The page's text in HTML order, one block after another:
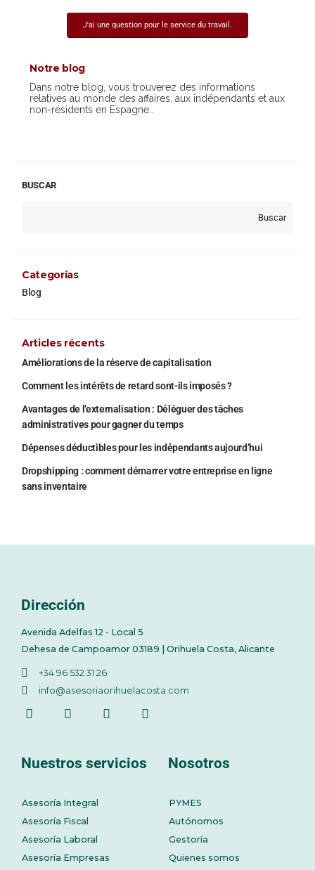
J'ai une question pour le service du travail.
Notre blog
Dans notre blog, vous trouverez des informations
relatives au monde des affaires, aux indépendants et aux
non-résidents en Espagne..
BUSCAR
Buscar
Categorías
Blog
Articles récents
Améliorations de la réserve de capitalisation
Comment les intérêts de retard sont-ils imposés ?
Avantages de l’externalisation : Déléguer des tâches
administratives pour gagner du temps
Dépenses déductibles pour les indépendants aujourd’hui
Dropshipping : comment démarrer votre entreprise en ligne
sans inventaire
Dirección
Avenida Adelfas 12 - Local 5
Dehesa de Campoamor 03189 | Orihuela Costa, Alicante
+34 96 532 31 26
info@asesoriaorihuelacosta.com
Nuestros servicios
Asesoría Integral
Asesoría Fiscal
Asesoría Laboral
Asesoría Empresas
Nosotros
PYMES
Autónomos
Gestoría
Quienes somos